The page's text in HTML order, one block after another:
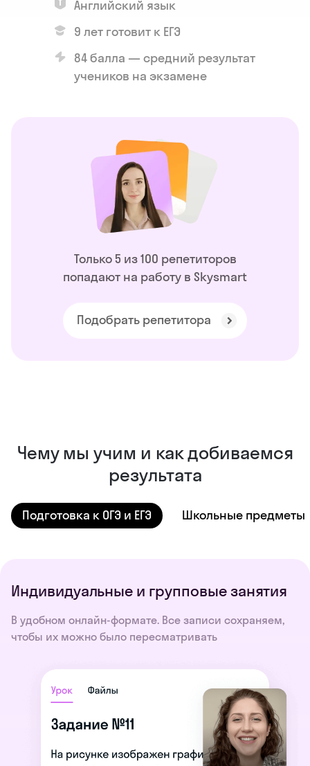
Английский язык
9 лет готовит к ЕГЭ
84 балла — средний результат
учеников на экзамене
Только 5 из 100 репетиторов
попадают на работу в Skysmart
Подобрать репетитора
Чему мы учим и как добиваемся
результата
Подготовка к ОГЭ и ЕГЭ Школьные предметы
Индивидуальные и групповые занятия
В удобном онлайн-формате. Все записи сохраняем,
чтобы их можно было пересматривать